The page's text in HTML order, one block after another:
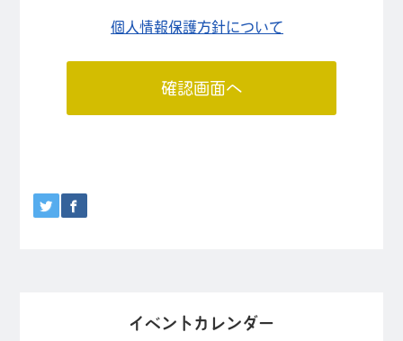
個人情報保護方針について
イベントカレンダー